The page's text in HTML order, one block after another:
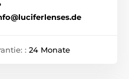
: 24 Monate